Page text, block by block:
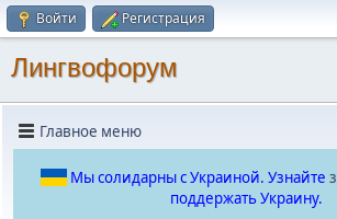
Войти Регистрация
Лингвофорум
Главное меню
Мы солидарны с Украиной. Узнайте
поддержать Украину.